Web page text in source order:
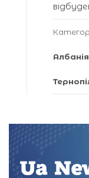
Албанія